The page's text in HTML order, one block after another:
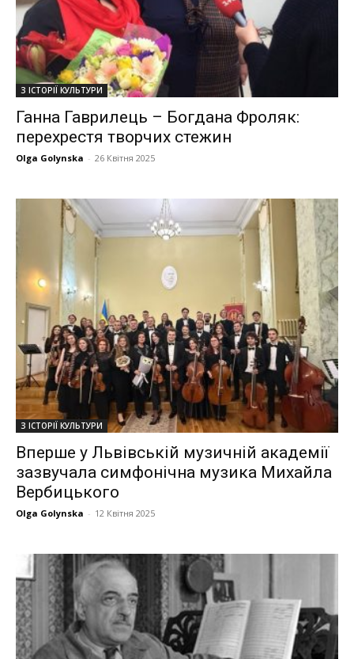
З ІСТОРІЇ КУЛЬТУРИ
Ганна Гаврилець – Богдана Фроляк:
перехрестя творчих стежин
Olga Golynska - 26 Квітня 2025
З ІСТОРІЇ КУЛЬТУРИ
Вперше у Львівській музичній академії
зазвучала симфонічна музика Михайла
Вербицького
Olga Golynska - 12 Квітня 2025